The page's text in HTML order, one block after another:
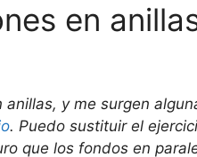
en
y me surgen
. Puedo sustituir el
que los fondos en